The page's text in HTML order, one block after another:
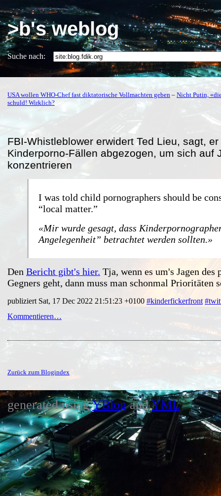
>b's weblog
Suche nach:
USA wollen WHO-Chef fast diktatorische Vollmachten geben – Nicht Putin,
schuld! Wirklich?
FBI-Whistleblower erwidert Ted Lieu, sagt,
Kinderporno-Fällen abgezogen, um sich auf
konzentrieren
I was told child pornographers should be
“local matter.”
Mir wurde gesagt, dass
Angelegenheit” betrachtet werden sollten.
Den Bericht gibt's hier. Tja, wenn es um's Jagen des
Gegners geht, dann muss man schonmal Prioritäten
publiziert Sat, 17 Dec 2022 21:51:23 +0100 #kinderfickerfront
Kommentieren…
Zurück zum Blogindex
generated usingYBlogandYML